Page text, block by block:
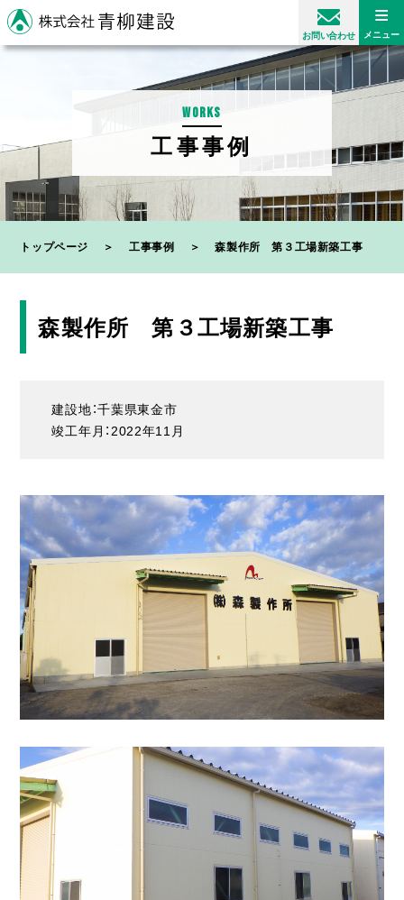
≡
メニュー
お問い合わせ
WORKS
工事事例
トップページ ＞工事事例 ＞森製作所 第３工場新築工事
森製作所 第３工場新築工事
建設地：千葉県東金市
竣工年月：2022年11月